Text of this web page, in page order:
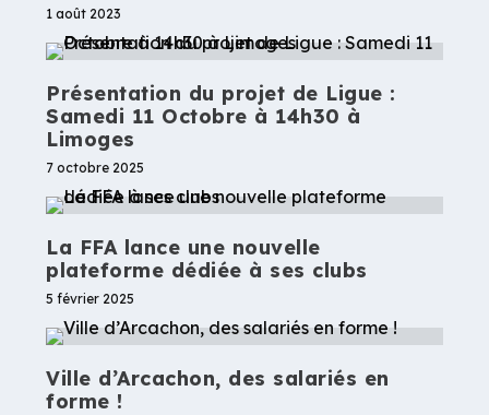
1 août 2023
Présentation du projet de Ligue :
Samedi 11 Octobre à 14h30 à
Limoges
7 octobre 2025
La FFA lance une nouvelle
plateforme dédiée à ses clubs
5 février 2025
Ville d’Arcachon, des salariés en
forme !